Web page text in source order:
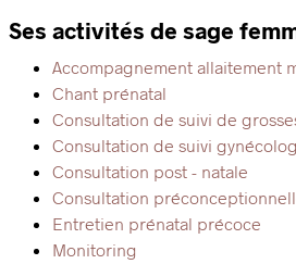
Ses activités de sage
Accompagnement allaitement
Chant prénatal
Consultation de suivi de
Consultation de suivi
Consultation post - natale
Consultation
Entretien prénatal précoce
Monitoring